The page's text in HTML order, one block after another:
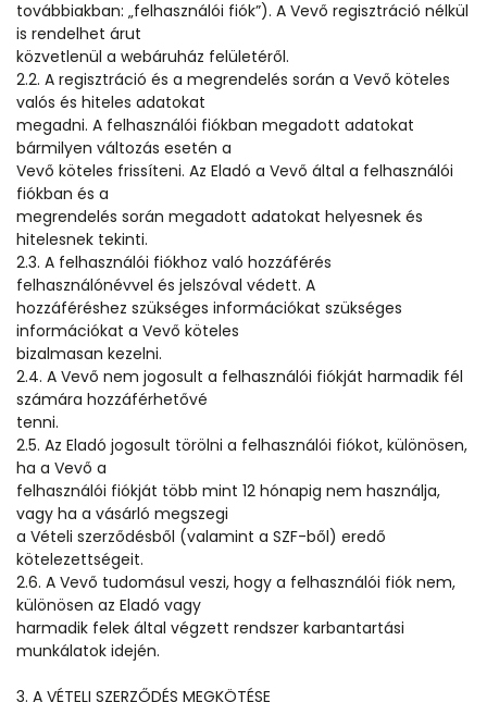
továbbiakban: „felhasználói fiók”). A Vevő regisztráció nélkül
is rendelhet árut
közvetlenül a webáruház felületéről.
2.2. A regisztráció és a megrendelés során a Vevő köteles
valós és hiteles adatokat
megadni. A felhasználói fiókban megadott adatokat
bármilyen változás esetén a
Vevő köteles frissíteni. Az Eladó a Vevő által a felhasználói
fiókban és a
megrendelés során megadott adatokat helyesnek és
hitelesnek tekinti.
2.3. A felhasználói fiókhoz való hozzáférés
felhasználónévvel és jelszóval védett. A
hozzáféréshez szükséges információkat szükséges
információkat a Vevő köteles
bizalmasan kezelni.
2.4. A Vevő nem jogosult a felhasználói fiókját harmadik fél
számára hozzáférhetővé
tenni.
2.5. Az Eladó jogosult törölni a felhasználói fiókot, különösen,
ha a Vevő a
felhasználói fiókját több mint 12 hónapig nem használja,
vagy ha a vásárló megszegi
a Vételi szerződésből (valamint a SZF-ből) eredő
kötelezettségeit.
2.6. A Vevő tudomásul veszi, hogy a felhasználói fiók nem,
különösen az Eladó vagy
harmadik felek által végzett rendszer karbantartási
munkálatok idején.
3. A VÉTELI SZERZŐDÉS MEGKÖTÉSE